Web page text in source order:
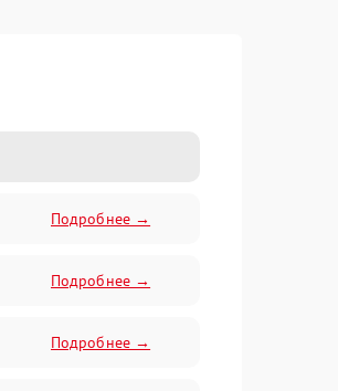
Подробнее →
Подробнее →
Подробнее →